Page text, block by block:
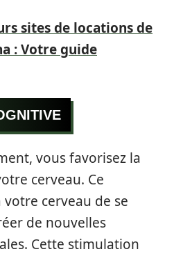
sites de locations de
: Votre guide
vous favorisez la
cerveau. Ce
cerveau de se
de nouvelles
Cette stimulation